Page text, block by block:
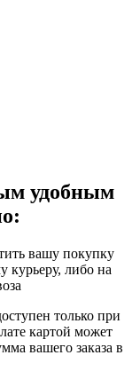
удобным
вашу покупку
курьеру, либо на
только при
картой может
вашего заказа в